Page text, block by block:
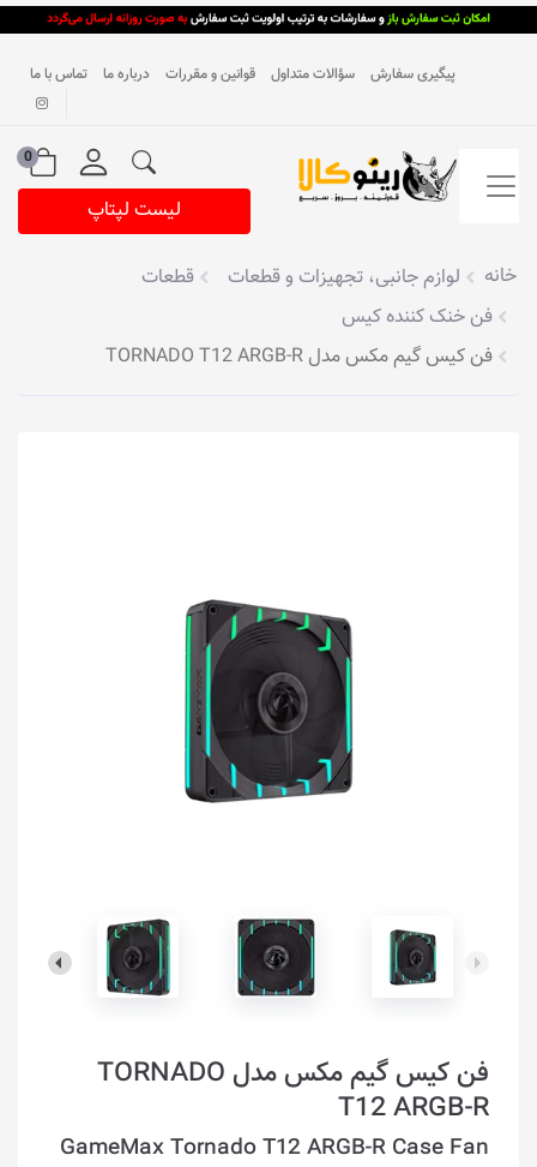
پیگیری سفارش سؤالات متداول قوانین و مقررات درباره ما تماس با ما
0
لیست لپتاپ
خانه لوازم جانبی، تجهیزات و قطعات
قطعات
فن خنک کننده کیس
فن کیس گیم مکس مدل TORNADO T12 ARGB-R
فن کیس گیم مکس مدل TORNADO
T12 ARGB-R
GameMax Tornado T12 ARGB-R Case Fan